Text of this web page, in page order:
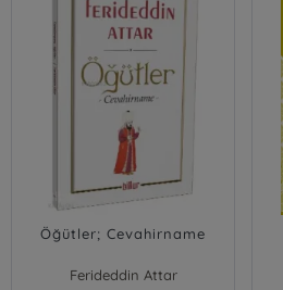
Öğütler; Cevahirname
Ferideddin Attar